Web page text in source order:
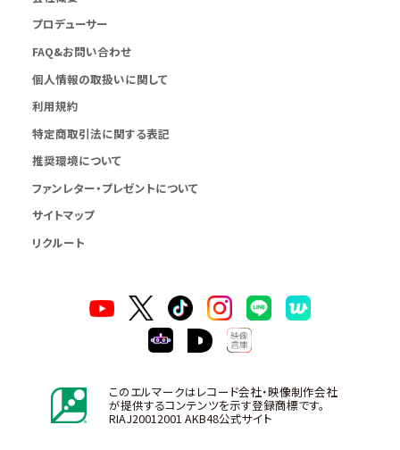
プロデューサー
FAQ&お問い合わせ
個人情報の取扱いに関して
利用規約
特定商取引法に関する表記
推奨環境について
ファンレター・プレゼントについて
サイトマップ
リクルート
このエルマークはレコード会社・映像制作会社
が提供するコンテンツを示す登録商標です。
RIAJ20012001 AKB48公式サイト